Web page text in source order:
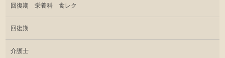
回復期 栄養科 食レク
回復期
介護士